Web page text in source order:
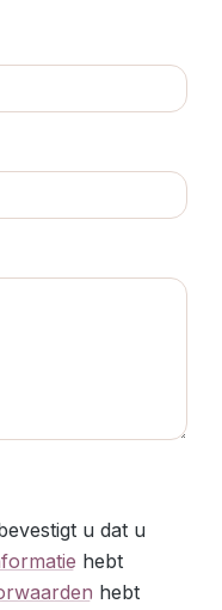
u dat u
hebt
hebt